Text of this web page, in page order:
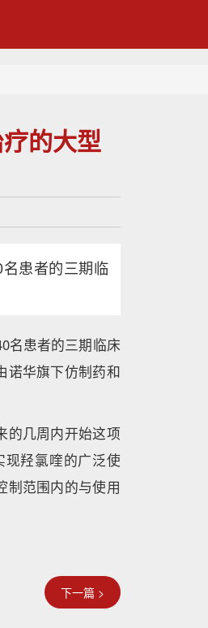
的大型
患者的三期临
名患者的三期临床
诺华旗下仿制药和
的几周内开始这项
羟氯喹的广泛使
制范围内的与使用
下一篇 >